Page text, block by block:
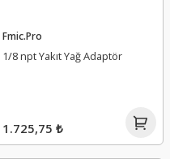
Fmic.Pro
1/8 npt Yakıt Yağ Adaptör
1.725,75 ₺